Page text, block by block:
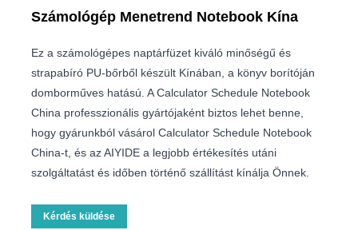
Számológép Menetrend Notebook Kína
Ez a számológépes naptárfüzet kiváló minőségű és
strapabíró PU-bőrből készült Kínában, a könyv borítóján
domborműves hatású. A Calculator Schedule Notebook
China professzionális gyártójaként biztos lehet benne,
hogy gyárunkból vásárol Calculator Schedule Notebook
China-t, és az AIYIDE a legjobb értékesítés utáni
szolgáltatást és időben történő szállítást kínálja Önnek.
Kérdés küldése